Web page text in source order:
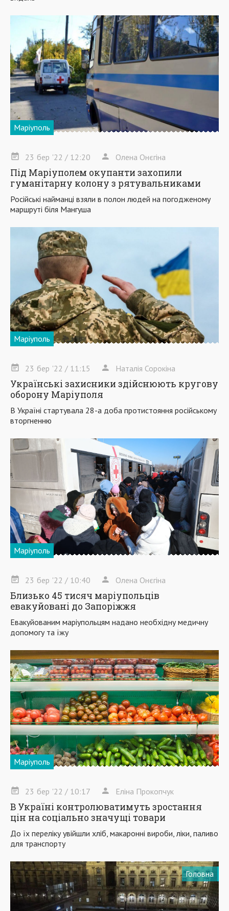
Маріуполь
23 бер '22 / 12:20 Олена Онєгіна
Під Маріуполем окупанти захопили
гуманітарну колону з рятувальниками
Російські найманці взяли в полон людей на погодженому
маршруті біля Мангуша
Маріуполь
23 бер '22 / 11:15 Наталія Сорокіна
Українські захисники здійснюють кругову
оборону Маріуполя
В Україні стартувала 28-а доба протистояння російському
вторгненню
Маріуполь
23 бер '22 / 10:40 Олена Онєгіна
Близько 45 тисяч маріупольців
евакуйовані до Запоріжжя
Евакуйованим маріупольцям надано необхідну медичну
допомогу та їжу
Маріуполь
23 бер '22 / 10:17 Еліна Прокопчук
В Україні контролюватимуть зростання
цін на соціально значущі товари
До їх переліку увійшли хліб, макаронні вироби, ліки, паливо
для транспорту
Головна